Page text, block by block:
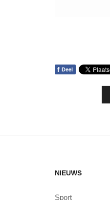
f Deel
NIEUWS
Sport